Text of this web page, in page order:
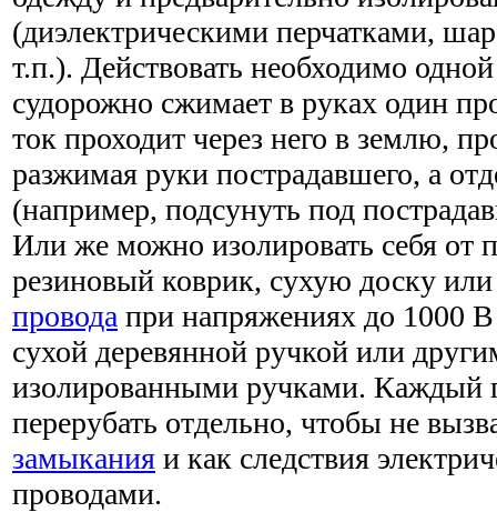
(диэлектрическими перчатками,
т.п.). Действовать необходимо
судорожно сжимает в руках один
ток проходит через него в землю,
разжимая руки пострадавшего, а
(например, подсунуть под
Или же можно изолировать себя от
резиновый коврик, сухую доску
провода при напряжениях до 1000
сухой деревянной ручкой или
изолированными ручками. Каждый
перерубать отдельно, чтобы не
замыкания и как следствия
проводами.